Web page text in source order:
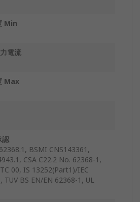
Min
電流
Max
認
BSMI CNS143361,
CSA C22.2 No. 62368-1,
00, IS 13252(Part1)/IEC
TUV BS EN/EN 62368-1, UL